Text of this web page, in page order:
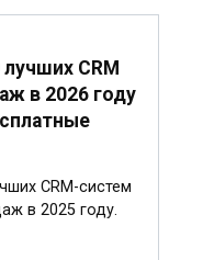
CRM
в 2026 году
CRM-систем
в 2025 году.